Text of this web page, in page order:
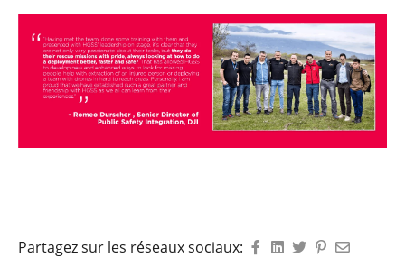
Partagez sur les réseaux sociaux: